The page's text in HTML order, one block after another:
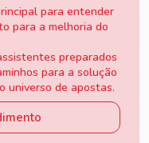
para entender
para a melhoria do
preparados
para a solução
universo de apostas.